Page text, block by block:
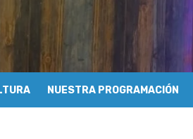
con María Lina Fermandois y Luis
participativa del Plan Local de
en su segunda clasificatoria
– Cecilia Araneda
NUESTRA PROGRAMACIÓN